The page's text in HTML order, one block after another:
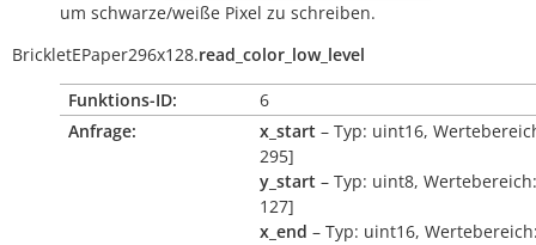
um schwarze/weiße Pixel zu schreiben.
BrickletEPaper296x128.read_color_low_level
Funktions-ID:
6
Anfrage:
x_start – Typ: uint16,
295]
y_start – Typ: uint8,
127]
x_end – Typ: uint16,